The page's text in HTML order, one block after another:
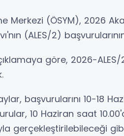
Merkezi (ÖSYM), 2026
(ALES/2)
göre, 2026-ALES/
başvurularını 10-18
10 Haziran saat
gerçekleştirilebileceği